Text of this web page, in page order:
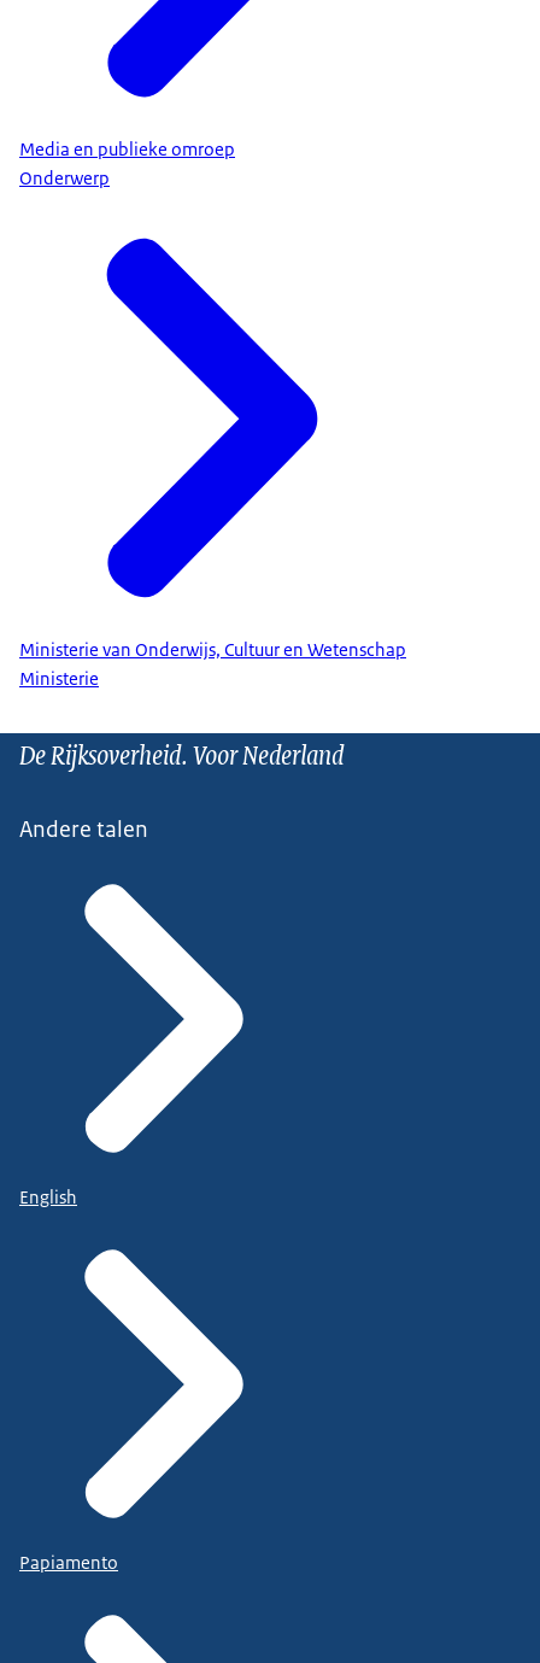
Media en publieke omroep
Onderwerp
Ministerie van Onderwijs, Cultuur en Wetenschap
Ministerie
De Rijksoverheid. Voor Nederland
Andere talen
English
Papiamento